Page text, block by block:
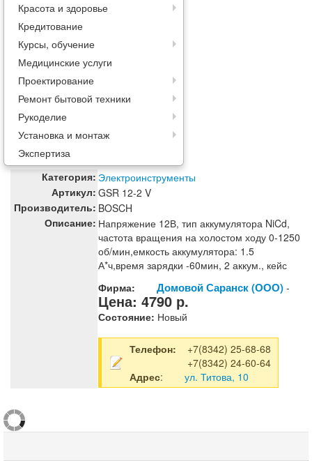
Красота и здоровье
Кредитование
Курсы, обучение
Медицинские услуги
Проектирование
Ремонт бытовой техники
Рукоделие
Установка и монтаж
Экспертиза
Категория: Электроинструменты
Артикул: GSR 12-2 V
Производитель: BOSCH
Описание: Напряжение 12В, тип аккумулятора NiCd,
частота вращения на холостом ходу 0-1250
об/мин,емкость аккумулятора: 1.5
А*ч,время зарядки -60мин, 2 аккум., кейс
Фирма:
Домовой Саранск (ООО) -
Цена: 4790 р.
Состояние: Новый
Телефон:
+7(8342) 25-68-68
+7(8342) 24-60-64
Адрес: ул. Титова, 10